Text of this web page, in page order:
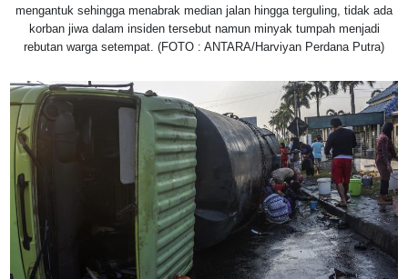
mengantuk sehingga menabrak median jalan hingga terguling, tidak ada
korban jiwa dalam insiden tersebut namun minyak tumpah menjadi
rebutan warga setempat. (FOTO : ANTARA/Harviyan Perdana Putra)